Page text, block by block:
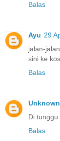
Balas
Ayu 29
jalan-
sini ke
Balas
Unknown
Di
Balas